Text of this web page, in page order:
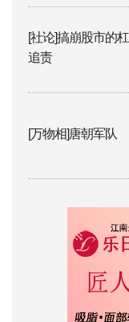
[社论]搞崩股市的
追责
[万物相]唐朝军队